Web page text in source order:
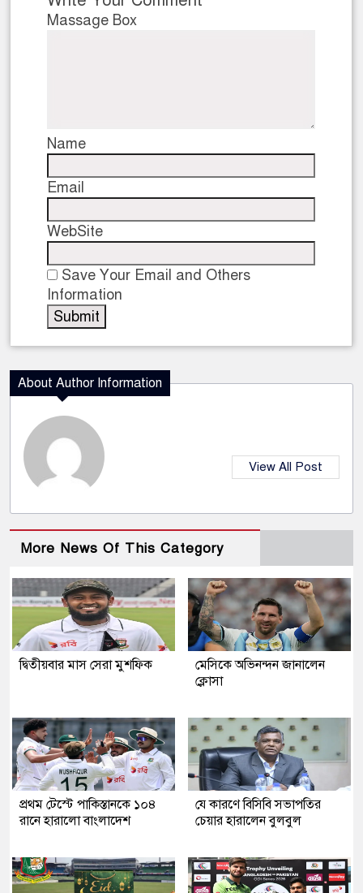
Massage Box
Name
Email
WebSite
Save Your Email and Others
Information
About Author Information
View All Post
More News Of This Category
দ্বিতীয়বার মাস সেরা মুশফিক
মেসিকে অভিনন্দন জানালেন
ক্লোসা
প্রথম টেস্টে পাকিস্তানকে ১০৪
রানে হারালো বাংলাদেশ
যে কারণে বিসিবি সভাপতির
চেয়ার হারালেন বুলবুল